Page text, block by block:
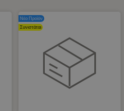
Νέο Προϊόν
Συνιστάται